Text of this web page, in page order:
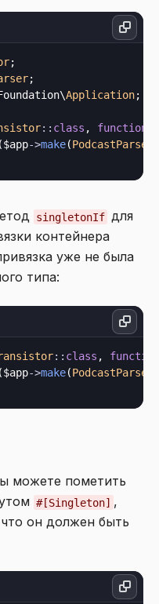
Application;
:: class , function
($app->make(PodcastParser
singletonIf для
контейнера
уже не была
типа:
:: class , function
($app->make(PodcastParser
можете пометить
#[Singleton] ,
он должен быть